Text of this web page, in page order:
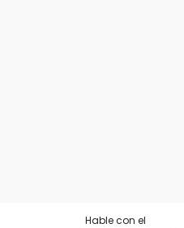
Hable con el